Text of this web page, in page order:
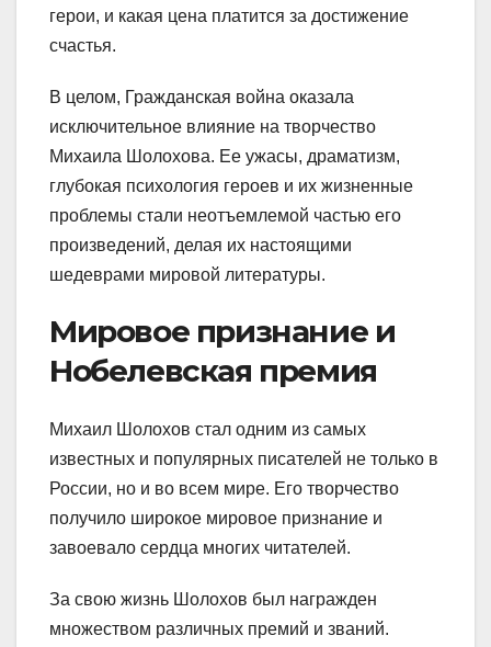
герои, и какая цена платится за достижение
счастья.
В целом, Гражданская война оказала
исключительное влияние на творчество
Михаила Шолохова. Ее ужасы, драматизм,
глубокая психология героев и их жизненные
проблемы стали неотъемлемой частью его
произведений, делая их настоящими
шедеврами мировой литературы.
Мировое признание и
Нобелевская премия
Михаил Шолохов стал одним из самых
известных и популярных писателей не только в
России, но и во всем мире. Его творчество
получило широкое мировое признание и
завоевало сердца многих читателей.
За свою жизнь Шолохов был награжден
множеством различных премий и званий.